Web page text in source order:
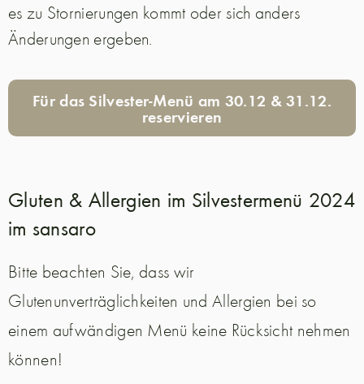
es zu Stornierungen kommt oder sich anders
Änderungen ergeben.
Für das Silvester-Menü am 30.12 & 31.12.
reservieren
Gluten & Allergien im Silvestermenü 2024
im sansaro
Bitte beachten Sie, dass wir
Glutenunverträglichkeiten und Allergien bei so
einem aufwändigen Menü keine Rücksicht nehmen
können!